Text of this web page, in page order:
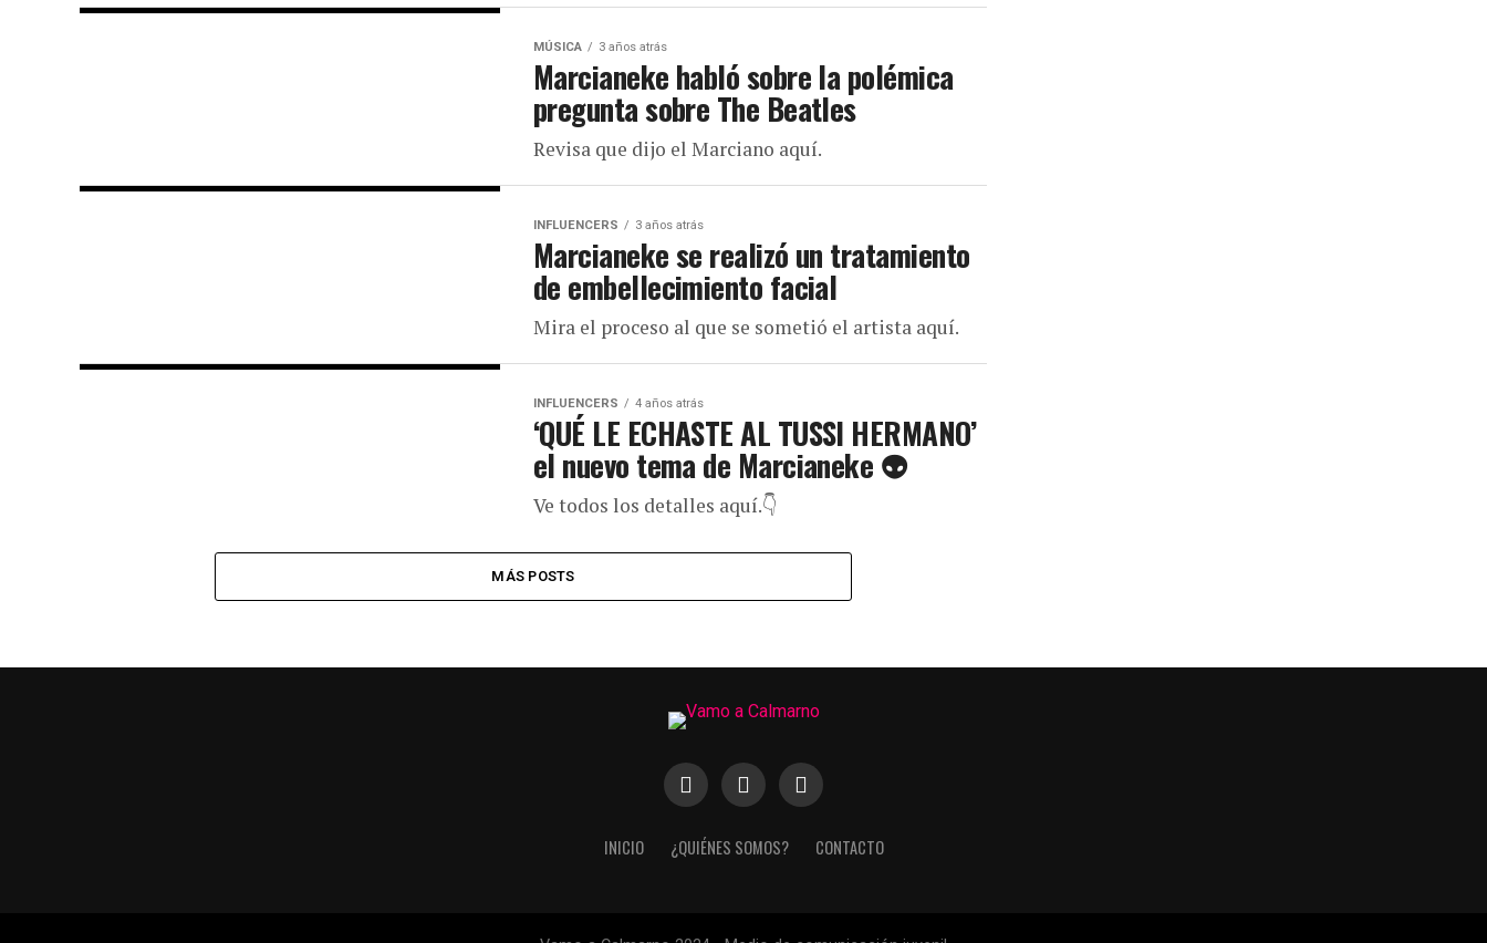
MÚSICA 3 años atrás
Marcianeke habló sobre la polémica
pregunta sobre The Beatles
Revisa que dijo el Marciano aquí.
INFLUENCERS 3 años atrás
Marcianeke se realizó un tratamiento
de embellecimiento facial
Mira el proceso al que se sometió el artista aquí.
INFLUENCERS 4 años atrás
‘QUÉ LE ECHASTE AL TUSSI HERMANO’
el nuevo tema de Marcianeke 👽
Ve todos los detalles aquí.👇
MÁS POSTS
INICIO ¿QUIÉNES SOMOS? CONTACTO